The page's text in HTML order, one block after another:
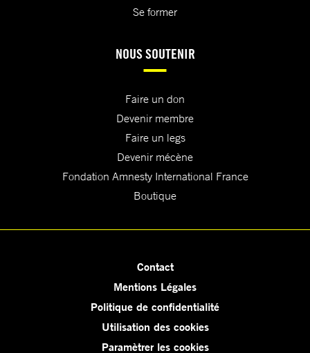
Se former
NOUS SOUTENIR
Faire un don
Devenir membre
Faire un legs
Devenir mécène
Fondation Amnesty International France
Boutique
Contact
Mentions Légales
Politique de confidentialité
Utilisation des cookies
Paramètrer les cookies